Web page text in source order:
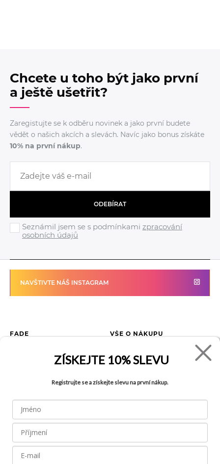
Chcete u toho být jako první
a ještě ušetřit?
Zaregistujte se k odběru novinek a jako první budete
vědět o našich akcích a slevách. Navíc jako bonus získáte
10% na první nákup.
ODEBÍRAT
Seznámil jsem se s podmínkami zpracování
osobních údajů
NAVŠTIVTE NÁŠ INSTAGRAM
FADE
Blog
VŠE O NÁKUPU
Jak reklamovat zboží
Tabulka velikostí
Recyklace
ZÍSKEJTE 10% SLEVU
Registrujte se a získejte slevu na první nákup.